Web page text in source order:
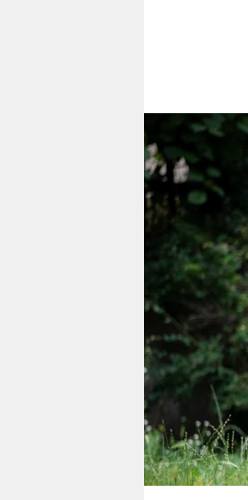
nord
wahrheit
verlag
verlag
shop
fragen & hilfe
abo